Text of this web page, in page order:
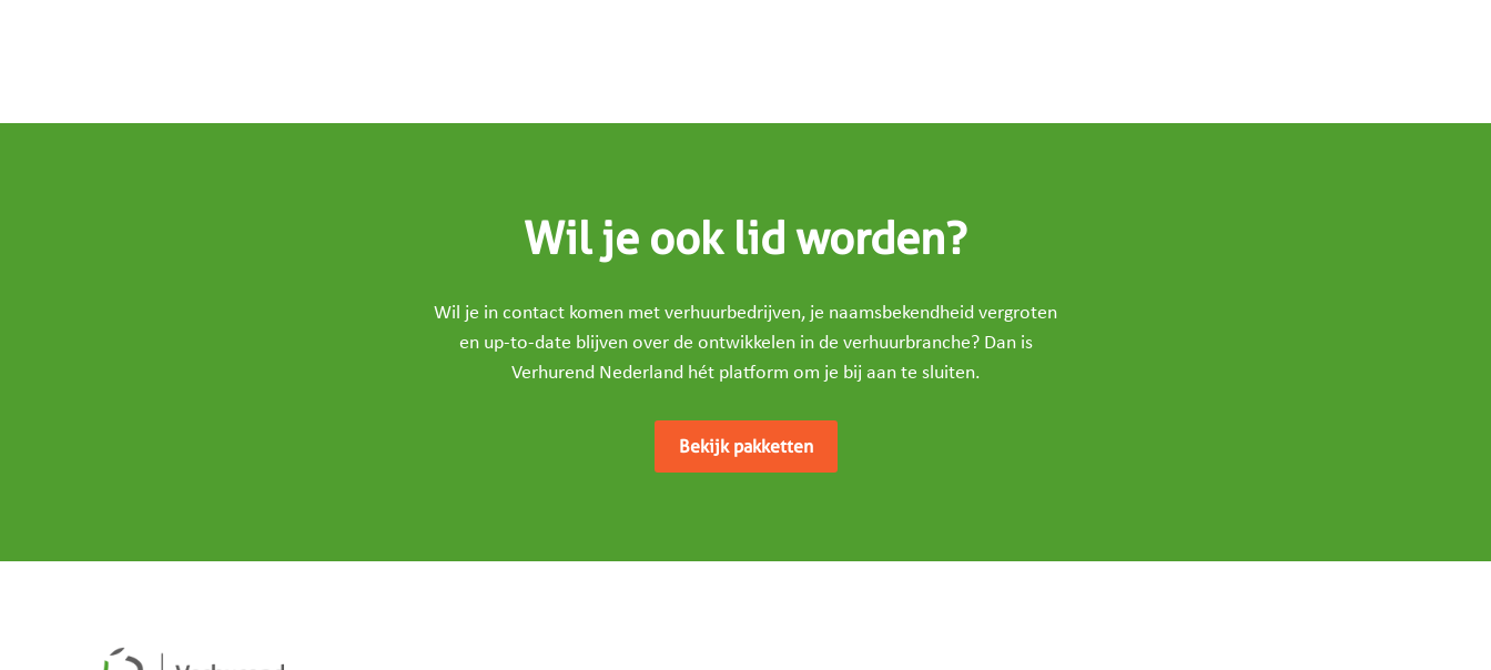
Wil je ook lid worden?
Wil je in contact komen met verhuurbedrijven, je naamsbekendheid vergroten
en up-to-date blijven over de ontwikkelen in de verhuurbranche? Dan is
Verhurend Nederland hét platform om je bij aan te sluiten.
Bekijk pakketten